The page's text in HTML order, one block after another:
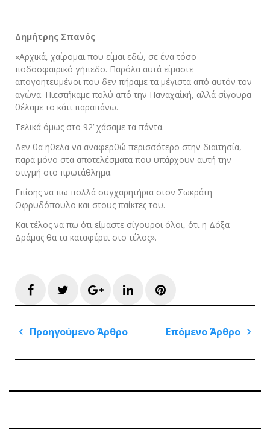
Δημήτρης Σπανός
«Αρχικά, χαίρομαι που είμαι εδώ, σε ένα τόσο
ποδοσφαιρικό γήπεδο. Παρόλα αυτά είμαστε
απογοητευμένοι που δεν πήραμε τα μέγιστα από αυτόν τον
αγώνα. Πιεστήκαμε πολύ από την Παναχαΐκή, αλλά σίγουρα
θέλαμε το κάτι παραπάνω.
Τελικά όμως στο 92’ χάσαμε τα πάντα.
Δεν θα ήθελα να αναφερθώ περισσότερο στην διαιτησία,
παρά μόνο στα αποτελέσματα που υπάρχουν αυτή την
στιγμή στο πρωτάθλημα.
Επίσης να πω πολλά συγχαρητήρια στον Σωκράτη
Οφρυδόπουλο και στους παίκτες του.
Και τέλος να πω ότι είμαστε σίγουροι όλοι, ότι η Δόξα
Δράμας θα τα καταφέρει στο τέλος».
FacebookTwitterGoogle+LinkedInPinterest
Πλοήγηση
Προηγούμενο Άρθρο
Επόμενο Άρθρο